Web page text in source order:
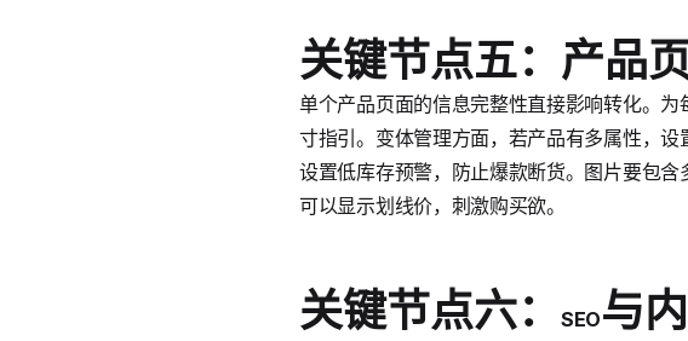
关键节点五：产品
单个产品页面的信息完整性直接影响转化。
寸指引。变体管理方面，若产品有多属性，
设置低库存预警，防止爆款断货。图片要包
可以显示划线价，刺激购买欲。
关键节点六： SEO与